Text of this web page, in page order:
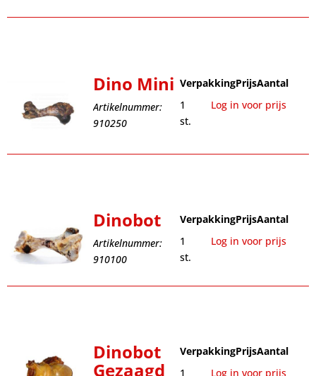
Dino Mini
Artikelnummer:
910250
VerpakkingPrijsAantal
1
st.
Log in voor prijs
Dinobot
Artikelnummer:
910100
VerpakkingPrijsAantal
1
st.
Log in voor prijs
Dinobot
Gezaagd
VerpakkingPrijsAantal
1
Log in voor prijs